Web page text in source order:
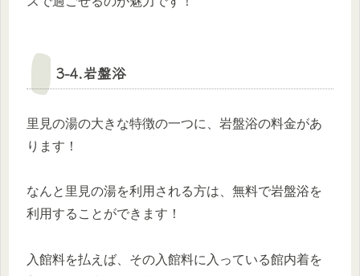
3-4.岩盤浴
里見の湯の大きな特徴の一つに、岩盤浴の料金があ
ります！
なんと里見の湯を利用される方は、無料で岩盤浴を
利用することができます！
入館料を払えば、その入館料に入っている館内着を